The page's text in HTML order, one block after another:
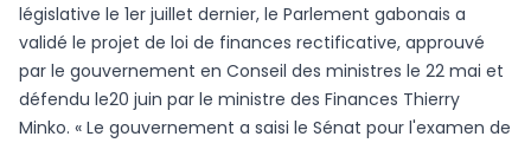
législative le 1er juillet dernier, le Parlement gabonais a
validé le projet de loi de finances rectificative, approuvé
par le gouvernement en Conseil des ministres le 22 mai et
défendu le20 juin par le ministre des Finances Thierry
Minko. « Le gouvernement a saisi le Sénat pour l'examen de